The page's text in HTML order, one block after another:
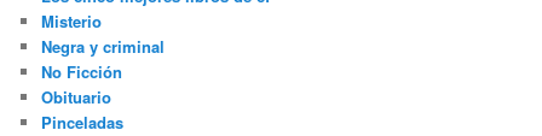
Misterio
Negra y criminal
No Ficción
Obituario
Pinceladas